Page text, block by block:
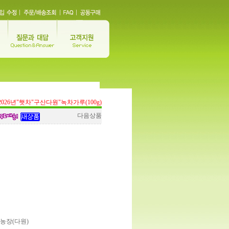
년"햇차"구산다원"녹차가루(100g)
다음상품
장(다원)